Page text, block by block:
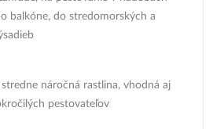
balkóne, do stredomorských a
náročná rastlina, vhodná aj
pestovateľov